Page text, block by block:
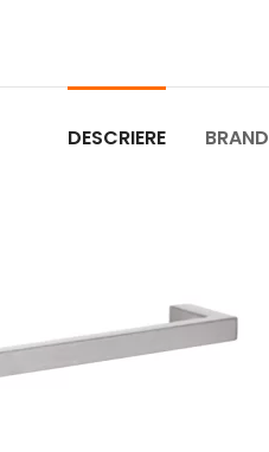
DESCRIERE BRAND